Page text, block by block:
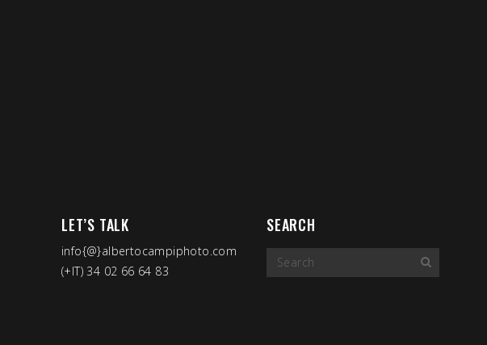
LET’S TALK
info{@}albertocampiphoto.com
(+IT) 34 02 66 64 83
SEARCH